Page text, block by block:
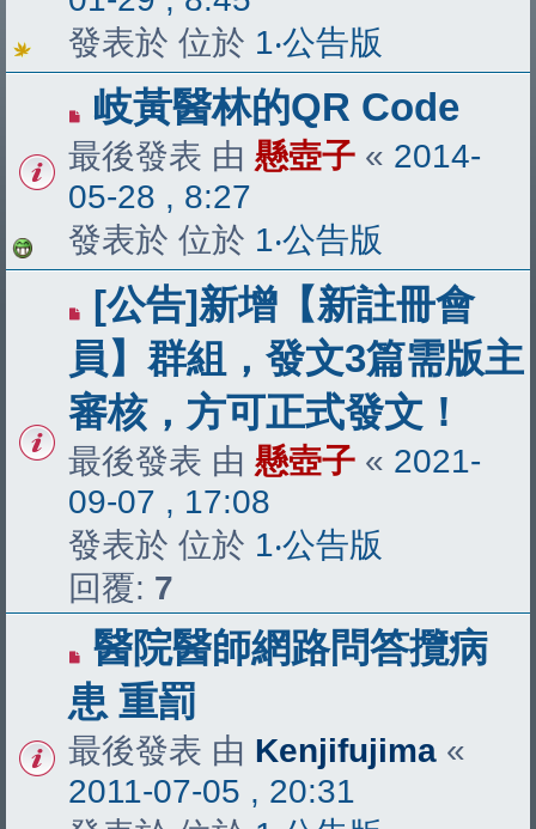
發表於 位於 1‧公告版
岐黃醫林的QR Code
最後發表 由 懸壺子 « 2014-
05-28 , 8:27
發表於 位於 1‧公告版
[公告]新增【新註冊會
員】群組，發文3篇需版主
審核，方可正式發文！
最後發表 由 懸壺子 « 2021-
09-07 , 17:08
發表於 位於 1‧公告版
回覆: 7
醫院醫師網路問答攬病
患 重罰
最後發表 由 Kenjifujima «
2011-07-05 , 20:31